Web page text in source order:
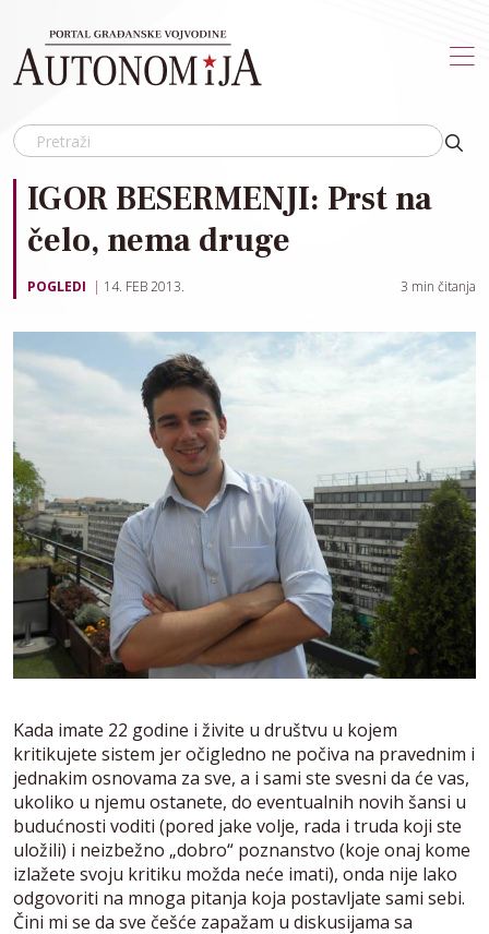
IGOR BESERMENJI: Prst na
čelo, nema druge
POGLEDI 14. FEB 2013. 3 min čitanja
Kada imate 22 godine i živite u društvu u kojem
kritikujete sistem jer očigledno ne počiva na pravednim i
jednakim osnovama za sve, a i sami ste svesni da će vas,
ukoliko u njemu ostanete, do eventualnih novih šansi u
budućnosti voditi (pored jake volje, rada i truda koji ste
uložili) i neizbežno „dobro“ poznanstvo (koje onaj kome
izlažete svoju kritiku možda neće imati), onda nije lako
odgovoriti na mnoga pitanja koja postavljate sami sebi.
Čini mi se da sve češće zapažam u diskusijama sa